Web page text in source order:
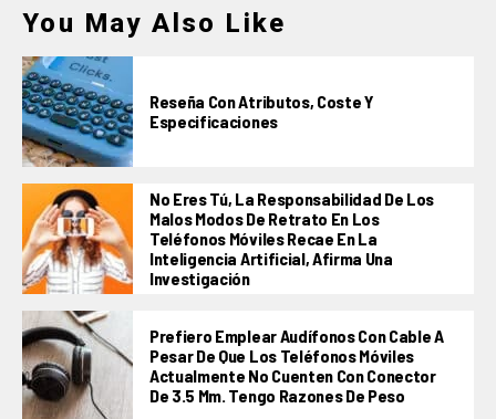
You May Also Like
Reseña Con Atributos, Coste Y
Especificaciones
No Eres Tú, La Responsabilidad De Los
Malos Modos De Retrato En Los
Teléfonos Móviles Recae En La
Inteligencia Artificial, Afirma Una
Investigación
Prefiero Emplear Audífonos Con Cable A
Pesar De Que Los Teléfonos Móviles
Actualmente No Cuenten Con Conector
De 3.5 Mm. Tengo Razones De Peso